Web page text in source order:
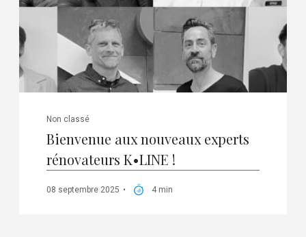
Non classé
Bienvenue aux nouveaux experts
rénovateurs K•LINE !
08 septembre 2025 4 min